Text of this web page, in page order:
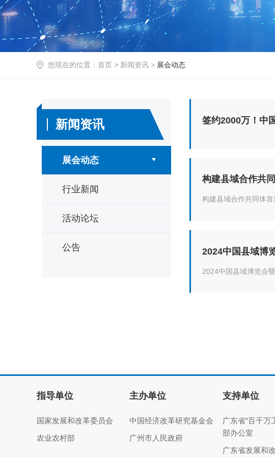
您现在的位置： 首页 > 新闻资讯 > 展会动态
新闻资讯
展会动态
行业新闻
活动论坛
公告
构建县域合作共
构建县域合作共同体
2024中国县域博
2024中国县域博览会
指导单位
国家发展和改革委员会
农业农村部
主办单位
中国经济改革研究基金会
广州市人民政府
支持单位
广东省“百千万
部办公室
广东省发展和